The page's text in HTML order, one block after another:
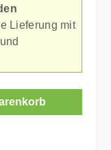
Lieferung mit
und
gewünschten